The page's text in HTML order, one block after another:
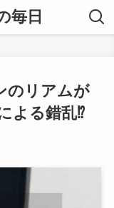
毎日
のリアムが
よる錯乱⁉